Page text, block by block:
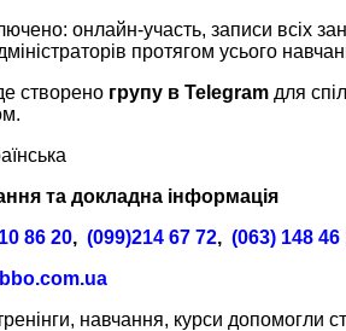
онлайн-участь, записи всіх
протягом усього
створено групу в Telegram для
та докладна інформація
86 20, (099)214 67 72, (063) 148 46
навчання, курси